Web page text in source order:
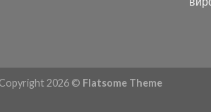
Copyright 2026 © Flatsome Theme